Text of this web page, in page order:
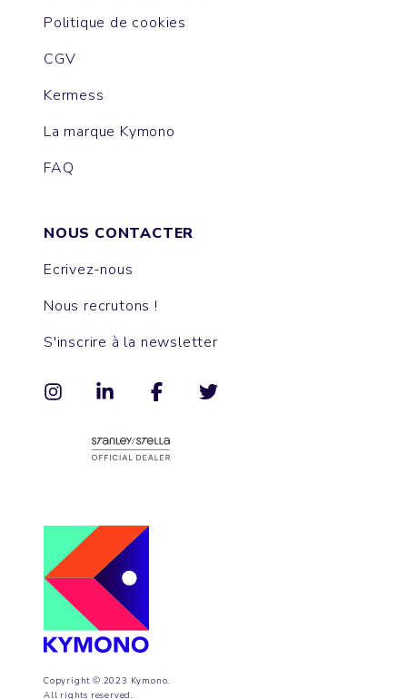
Copyright © 2023 Kymono.
All rights reserved.
Politique de cookies
CGV
Kermess
La marque Kymono
FAQ
NOUS CONTACTER
Ecrivez-nous
Nous recrutons !
S'inscrire à la newsletter